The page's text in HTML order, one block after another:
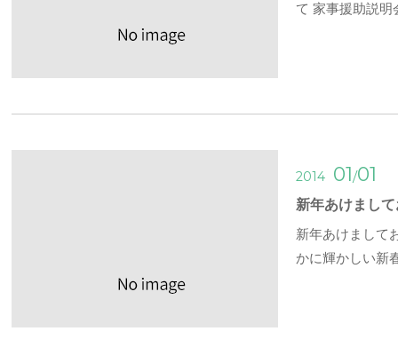
て 家事援助説
2014 01/01
新年あけまし
新年あけまして
かに輝かしい新